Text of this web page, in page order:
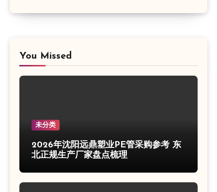
You Missed
未分类
2026年沈阳远鼎塑业PE管采购参考 东
北正规生产厂家盘点梳理